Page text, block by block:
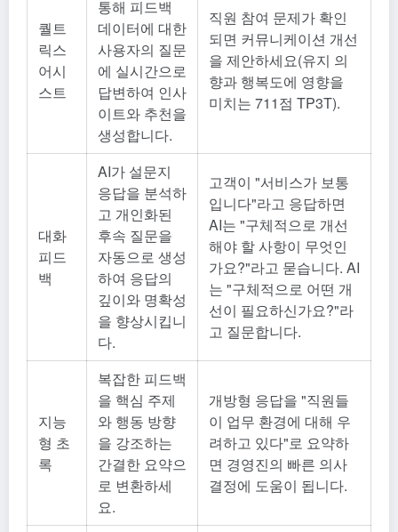
퀄트
릭스
어시
스트
통해 피드백
데이터에 대한
사용자의 질문
에 실시간으로
답변하여 인사
이트와 추천을
생성합니다.
직원 참여 문제가 확인
되면 커뮤니케이션 개선
을 제안하세요(유지 의
향과 행복도에 영향을
미치는 711점 TP3T).
대화
피드
백
AI가 설문지
응답을 분석하
고 개인화된
후속 질문을
자동으로 생성
하여 응답의
깊이와 명확성
을 향상시킵니
다.
고객이 "서비스가 보통
입니다"라고 응답하면
AI는 "구체적으로 개선
해야 할 사항이 무엇인
가요?"라고 묻습니다. AI
는 "구체적으로 어떤 개
선이 필요하신가요?"라
고 질문합니다.
지능
형 초
록
복잡한 피드백
을 핵심 주제
와 행동 방향
을 강조하는
간결한 요약으
로 변환하세
요.
개방형 응답을 "직원들
이 업무 환경에 대해 우
려하고 있다"로 요약하
면 경영진의 빠른 의사
결정에 도움이 됩니다.